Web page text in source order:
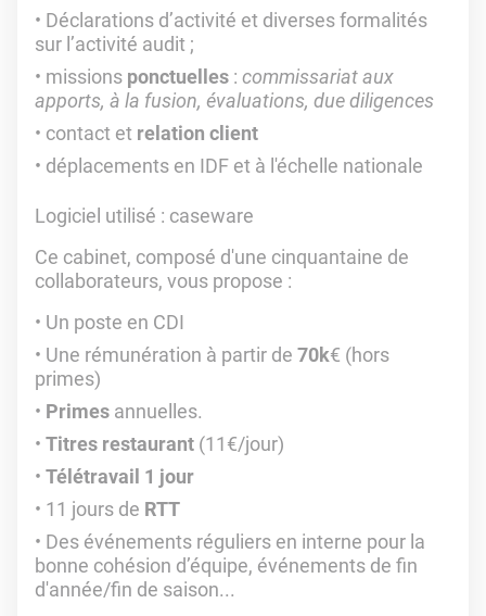
Déclarations d’activité et diverses formalités
sur l’activité audit ;
missions ponctuelles : commissariat aux
apports, à la fusion, évaluations, due diligences
contact et relation client
déplacements en IDF et à l'échelle nationale
Logiciel utilisé : caseware
Ce cabinet, composé d'une cinquantaine de
collaborateurs, vous propose :
Un poste en CDI
Une rémunération à partir de 70k€ (hors
primes)
Primes annuelles.
Titres restaurant (11€/jour)
Télétravail 1 jour
11 jours de RTT
Des événements réguliers en interne pour la
bonne cohésion d’équipe, événements de fin
d'année/fin de saison...